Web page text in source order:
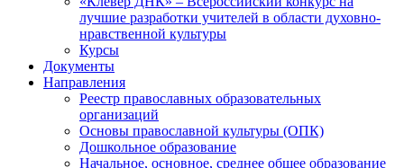
лучшие разработки учителей в области духовно-
нравственной культуры
Курсы
Документы
Направления
Реестр православных образовательных
организаций
Основы православной культуры (ОПК)
Дошкольное образование
Начальное, основное, среднее общее образование